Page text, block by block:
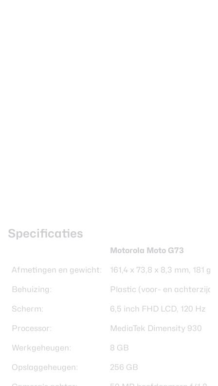
Specificaties
Motorola Moto G73
Afmetingen en gewicht: 161,4 x 73,8 x 8,3 mm, 181
Behuizing: Plastic (voor- en
Scherm: 6,5 inch FHD LCD, 120 Hz
Processor: MediaTek Dimensity 930
Werkgeheugen: 8 GB
Opslaggeheugen: 256 GB